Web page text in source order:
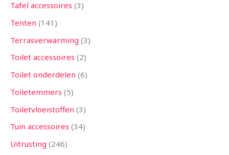
Tafel accessoires 3
Tenten 141
Terrasverwarming 3
Toilet accessoires 2
Toilet onderdelen 6
Toiletemmers 5
Toiletvloeistoffen 3
Tuin accessoires 34
Uitrusting 246